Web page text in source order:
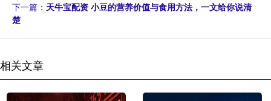
下一篇： 天牛宝配资 小豆的营养价值与食用方法，一文给你说清
楚
相关文章